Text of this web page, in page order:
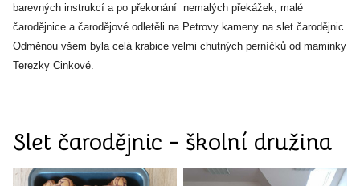
barevných instrukcí a po překonání nemalých překážek, malé
čarodějnice a čarodějové odletěli na Petrovy kameny na slet čarodějnic.
Odměnou všem byla celá krabice velmi chutných perníčků od maminky
Terezky Cinkové.
Slet čarodějnic - školní družina